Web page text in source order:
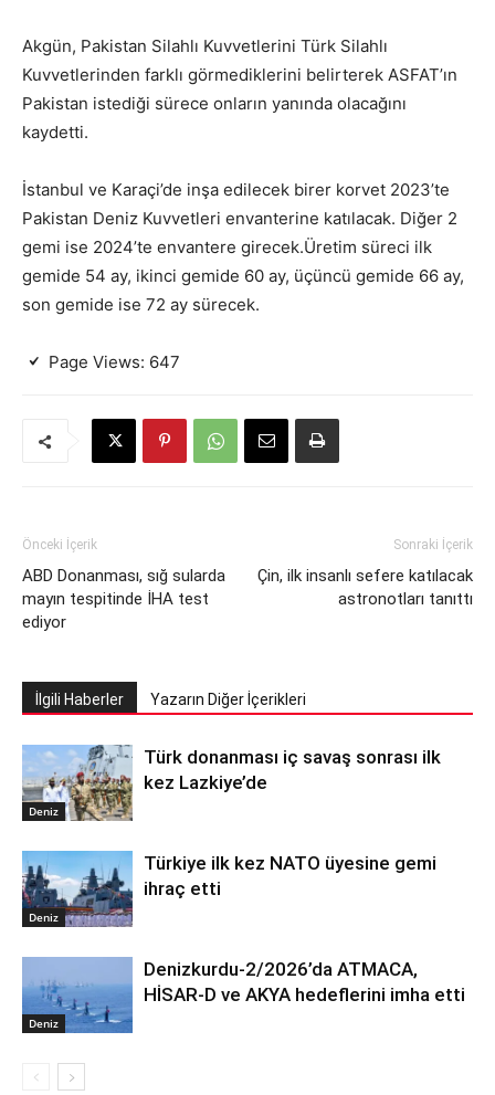
Akgün, Pakistan Silahlı Kuvvetlerini Türk Silahlı
Kuvvetlerinden farklı görmediklerini belirterek ASFAT’ın
Pakistan istediği sürece onların yanında olacağını
kaydetti.
İstanbul ve Karaçi’de inşa edilecek birer korvet 2023’te
Pakistan Deniz Kuvvetleri envanterine katılacak. Diğer 2
gemi ise 2024’te envantere girecek.Üretim süreci ilk
gemide 54 ay, ikinci gemide 60 ay, üçüncü gemide 66 ay,
son gemide ise 72 ay sürecek.
Page Views: 647
Önceki İçerik
ABD Donanması, sığ sularda
mayın tespitinde İHA test
ediyor
Sonraki İçerik
Çin, ilk insanlı sefere katılacak
astronotları tanıttı
İlgili Haberler Yazarın Diğer İçerikleri
Deniz
Türk donanması iç savaş sonrası ilk
kez Lazkiye’de
Deniz
Türkiye ilk kez NATO üyesine gemi
ihraç etti
Deniz
Denizkurdu-2/2026’da ATMACA,
HİSAR-D ve AKYA hedeflerini imha etti